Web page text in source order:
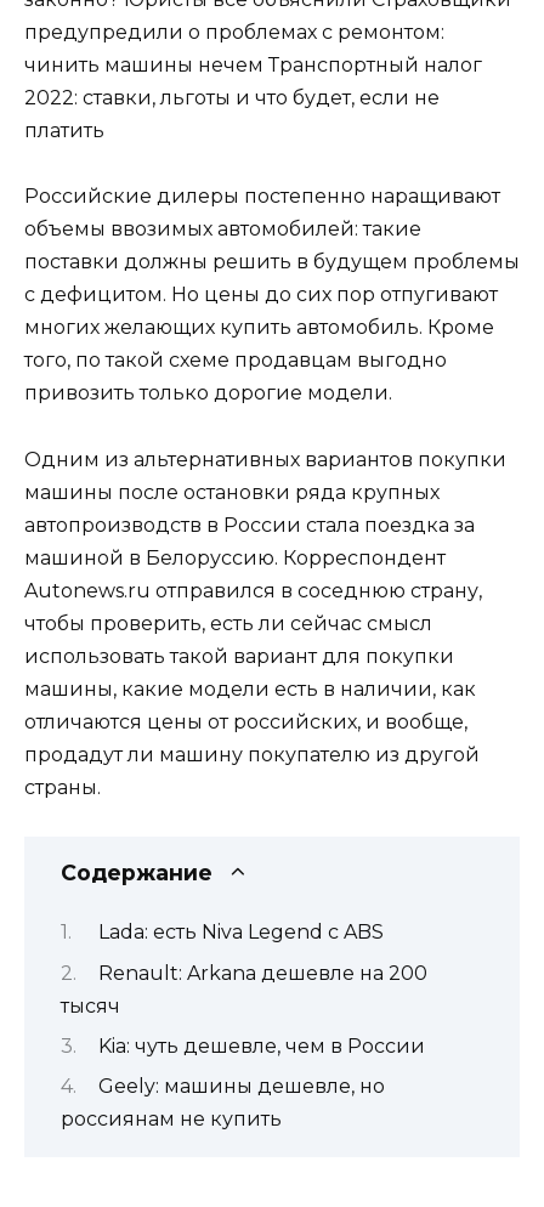
предупредили о проблемах с ремонтом:
чинить машины нечем Транспортный налог
2022: ставки, льготы и что будет, если не
платить
Российские дилеры постепенно наращивают
объемы ввозимых автомобилей: такие
поставки должны решить в будущем проблемы
с дефицитом. Но цены до сих пор отпугивают
многих желающих купить автомобиль. Кроме
того, по такой схеме продавцам выгодно
привозить только дорогие модели.
Одним из альтернативных вариантов покупки
машины после остановки ряда крупных
автопроизводств в России стала поездка за
машиной в Белоруссию. Корреспондент
Autonews.ru отправился в соседнюю страну,
чтобы проверить, есть ли сейчас смысл
использовать такой вариант для покупки
машины, какие модели есть в наличии, как
отличаются цены от российских, и вообще,
продадут ли машину покупателю из другой
страны.
Содержание
Lada: есть Niva Legend с ABS
Renault: Arkana дешевле на 200
тысяч
Kia: чуть дешевле, чем в России
Geely: машины дешевле, но
россиянам не купить